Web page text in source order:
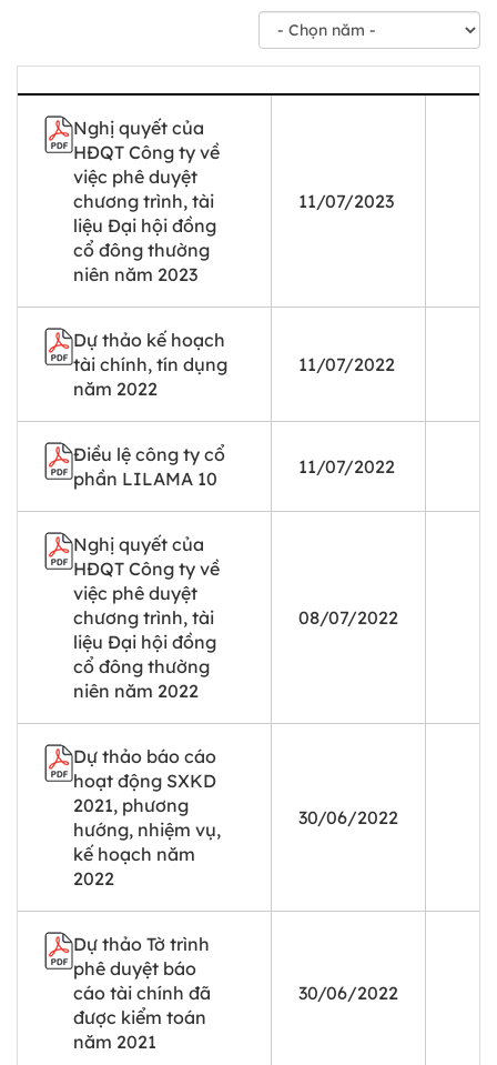
Nghị quyết của
HĐQT Công ty về
việc phê duyệt
chương trình, tài
liệu Đại hội đồng
cổ đông thường
niên năm 2023
11/07/2023
Dự thảo kế hoạch
tài chính, tín dụng
năm 2022
11/07/2022
Điều lệ công ty cổ
phần LILAMA 10
11/07/2022
Nghị quyết của
HĐQT Công ty về
việc phê duyệt
chương trình, tài
liệu Đại hội đồng
cổ đông thường
niên năm 2022
08/07/2022
Dự thảo báo cáo
hoạt động SXKD
2021, phương
hướng, nhiệm vụ,
kế hoạch năm
2022
30/06/2022
Dự thảo Tờ trình
phê duyệt báo
cáo tài chính đã
được kiểm toán
năm 2021
30/06/2022